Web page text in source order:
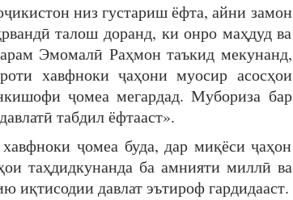
низ густариш ёфта, айни замон
талош доранд, ки онро маҳдуд ва
Эмомалӣ Раҳмон таъкид мекунанд,
хавфноки ҷаҳони муосир асосҳои
ҷомеа мегардад. Мубориза бар
табдил ёфтааст».
ҷомеа буда, дар миқёси ҷаҳон
таҳдидкунанда ба амнияти миллӣ ва
иқтисодии давлат эътироф гардидааст.